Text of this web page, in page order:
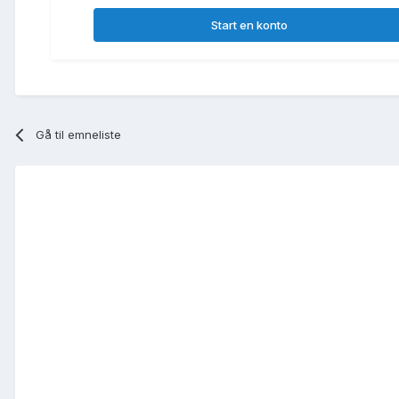
Start en konto
Gå til emneliste